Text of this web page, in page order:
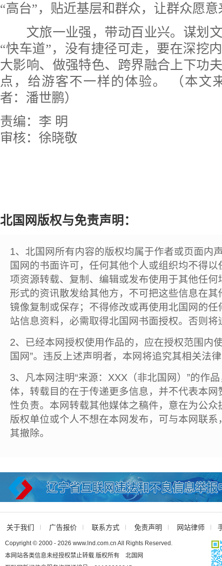
“高台”，贴近基层和群众，让群众愿
文旅一业强，带动百业兴。谋划文
“快车道”，没有捷径可走，要在深挖
大影响、做强特色、跨界融合上下功
点，给游客不一样的体验。 （本文
者：潘世鹏）
责编：李 明
审核：徐晓敬
北国网版权与免责声明：
1、北国网所有内容的版权均属于作者或页面内
国网的书面许可，任何其他个人或组织均不得
项资源转载、复制、编辑或发布使用于其他任
形式的资讯散发给其他方，不可把这些信息在
镜像复制或保存；不得修改或再使用北国网的
站信息资料，必需取得北国网书面授权。否则将
2、已经本网授权使用作品的，应在授权范围内
国网”。违反上述声明者，本网将追究其相关法
3、凡本网注明“来源：XXX（非北国网）”的作
体，转载目的在于传递更多信息，并不代表本
性负责。本网转载其他媒体之稿件，意在为公
版权单位或个人不想在本网发布，可与本网联
其撤除。
关于我们 广告报价 联系方式 免责声明 网站律师
Copyright © 2000 - 2026 www.lnd.com.cn All Rights Reserved.
本网站各类信息未经授权禁止转载 版权所有 北国网